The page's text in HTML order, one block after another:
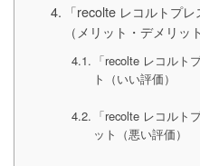
「recolte レコルトプ
（メリット・デメリッ
「recolte レコルト
ト（いい評価）
「recolte レコルト
ット（悪い評価）